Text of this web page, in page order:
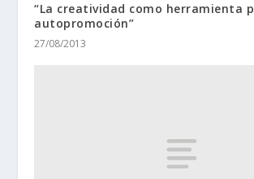
“La creatividad como herramienta
autopromoción”
27/08/2013